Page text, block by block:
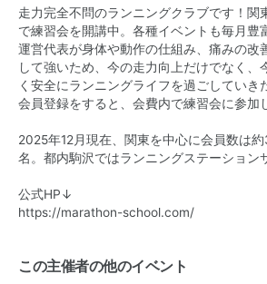
走力完全不問のランニングクラブです！関
で練習会を開講中。各種イベントも毎月豊
運営代表が身体や動作の仕組み、痛みの改
して強いため、今の走力向上だけでなく、
く安全にランニングライフを過ごしていき
会員登録をすると、会費内で練習会に参加
2025年12月現在、関東を中心に会員数は
名。都内駒沢ではランニングステーション
公式HP↓
https://marathon-school.com/
この主催者の他のイベント